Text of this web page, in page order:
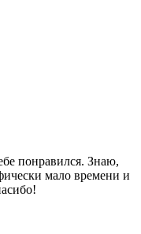
понравился. Знаю,
мало времени и